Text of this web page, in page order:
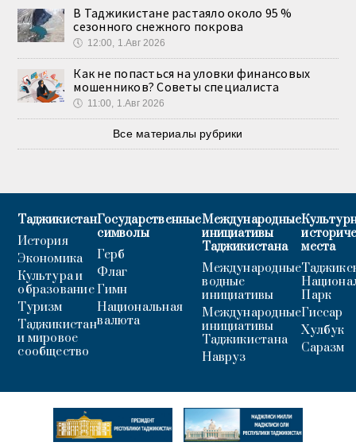
В Таджикистане растаяло около 95 %
сезонного снежного покрова
🕔 12:00, 1.Авг 2026
Как не попасться на уловки финансовых
мошенников? Советы специалиста
🕔 11:00, 1.Авг 2026
Все материалы рубрики
Таджикистан
История
Экономика
Культура и
образование
Туризм
Таджикистан
и мировое
сообщество
Государственные
символы
Герб
Флаг
Гимн
Национальная
валюта
Международные
инициативы
Таджикистана
Международные
водные
инициативы
Международные
инициативы
Таджикистана
Навруз
места
Парк
Гиссар
Хулбук
Саразм